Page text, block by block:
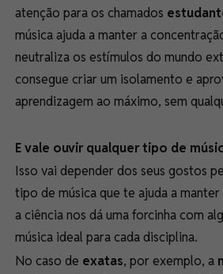
atenção para os chamados
música ajuda a manter a
neutraliza os estímulos do mundo
consegue criar um isolamento e
aprendizagem ao máximo, sem
E vale ouvir qualquer tipo de
Isso vai depender dos seus gostos
tipo de música que te ajuda a
a ciência nos dá uma forcinha com
música ideal para cada disciplina.
No caso de exatas, por exemplo, a